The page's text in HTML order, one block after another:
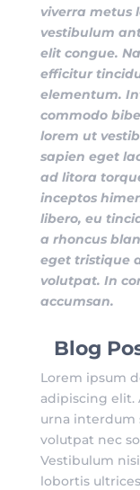
viverra metus
vestibulum
elit congue.
efficitur
elementum.
commodo
lorem ut
sapien eget
ad litora
inceptos
libero, eu
a rhoncus
eget tristique
volutpat. In
accumsan.
Blog
Lorem ipsum
adipiscing elit.
urna interdum
volutpat nec
Vestibulum
lobortis